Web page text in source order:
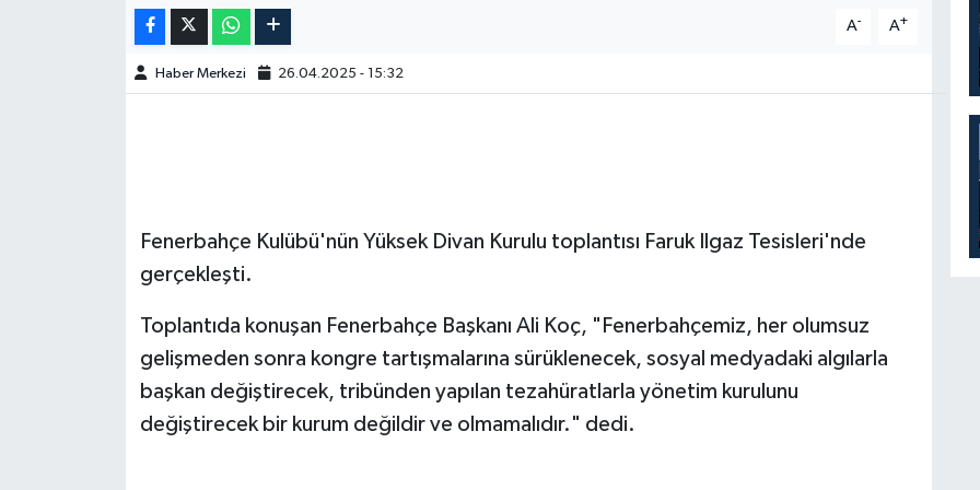
A- A+
Haber Merkezi 26.04.2025 - 15:32
Fenerbahçe Kulübü'nün Yüksek Divan Kurulu toplantısı Faruk Ilgaz Tesisleri'nde
gerçekleşti.
Toplantıda konuşan Fenerbahçe Başkanı Ali Koç, "Fenerbahçemiz, her olumsuz
gelişmeden sonra kongre tartışmalarına sürüklenecek, sosyal medyadaki algılarla
başkan değiştirecek, tribünden yapılan tezahüratlarla yönetim kurulunu
değiştirecek bir kurum değildir ve olmamalıdır." dedi.